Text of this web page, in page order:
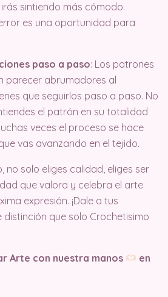
sintiendo más cómodo.
es una oportunidad para
paso a paso: Los patrones
parecer abrumadores al
que seguirlos paso a paso. No
el patrón en su totalidad
veces el proceso se hace
vas avanzando en el tejido.
no solo eliges calidad, eliges ser
que valora y celebra el arte
expresión. ¡Dale a tus
distinción que solo Crochetisimo
Arte con nuestra manos
en